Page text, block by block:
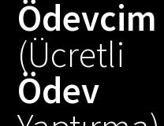
Ödevcim
(Ücretli
Ödev